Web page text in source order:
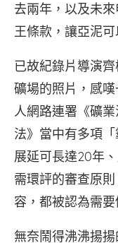
去兩年，以及未
王條款，讓亞泥
已故紀錄片導演
礦場的照片，感
人網路連署《礦
法》當中有多項
展延可長達20年
需環評的審查原
容，都被認為需要
無奈鬧得沸沸揚